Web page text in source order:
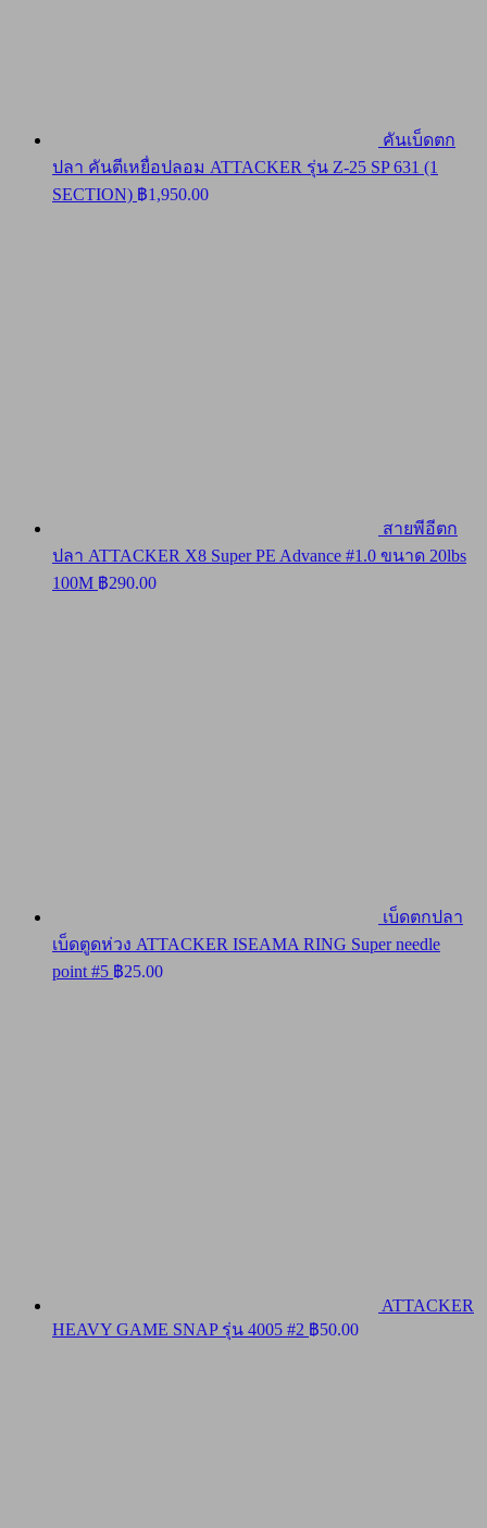
คันเบ็ดตก
ปลา คันตีเหยื่อปลอม ATTACKER รุ่น Z-25 SP 631 (1
SECTION) ฿1,950.00
สายพีอีตก
ปลา ATTACKER X8 Super PE Advance #1.0 ขนาด 20lbs
100M ฿290.00
เบ็ดตกปลา
เบ็ดตูดห่วง ATTACKER ISEAMA RING Super needle
point #5 ฿25.00
ATTACKER
HEAVY GAME SNAP รุ่น 4005 #2 ฿50.00